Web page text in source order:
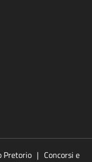
Pretorio
Concorsi e